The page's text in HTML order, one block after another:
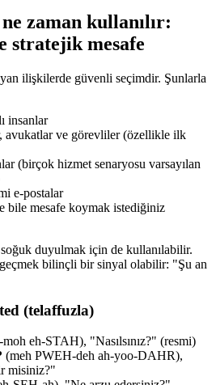
zaman kullanılır:
stratejik mesafe
ilişkilerde güvenli seçimdir. Şunlarla
insanlar
avukatlar ve görevliler (özellikle ilk
(birçok hizmet senaryosu varsayılan
e-postalar
bile mesafe koymak istediğiniz
duyulmak için de kullanılabilir.
geçmek bilinçli bir sinyal olabilir: "Şu an
(telaffuzla)
eh-STAH), "Nasılsınız?" (resmi)
(meh PWEH-deh ah-yoo-DAHR),
misiniz?"